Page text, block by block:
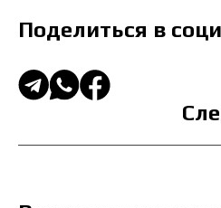
Поделиться в